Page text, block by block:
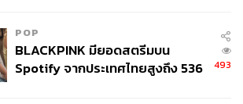
POP
BLACKPINK มียอดสตรีมบน
Spotify จากประเทศไทยสูงถึง 536
493